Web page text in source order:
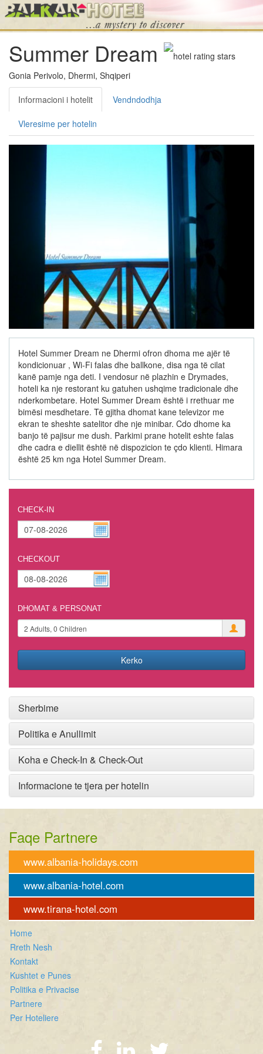
Summer Dream
Gonia Perivolo, Dhermi, Shqiperi
Informacioni i hotelit Vendndodhja
Vleresime per hotelin
Hotel Summer Dream ne Dhermi ofron dhoma me ajër të
kondicionuar , Wi-Fi falas dhe ballkone, disa nga të cilat
kanë pamje nga deti. I vendosur në plazhin e Drymades,
hoteli ka nje restorant ku gatuhen ushqime tradicionale dhe
nderkombetare. Hotel Summer Dream është i rrethuar me
bimësi mesdhetare. Të gjitha dhomat kane televizor me
ekran te sheshte satelitor dhe nje minibar. Cdo dhome ka
banjo të pajisur me dush. Parkimi prane hotelit eshte falas
dhe cadra e diellit është në dispozicion te çdo klienti. Himara
është 25 km nga Hotel Summer Dream.
CHECK-IN
CHECKOUT
DHOMAT & PERSONAT
Kerko
Sherbime
Politika e Anullimit
Koha e Check-In & Check-Out
Informacione te tjera per hotelin
Faqe Partnere
www.albania-holidays.com
www.albania-hotel.com
www.tirana-hotel.com
Home
Rreth Nesh
Kontakt
Kushtet e Punes
Politika e Privacise
Partnere
Per Hoteliere